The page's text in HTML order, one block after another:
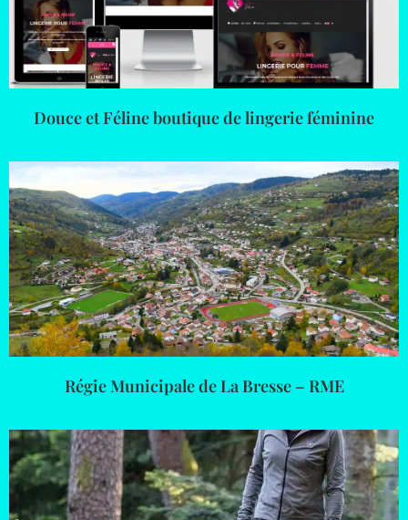
Douce et Féline boutique de lingerie féminine
Régie Municipale de La Bresse – RME